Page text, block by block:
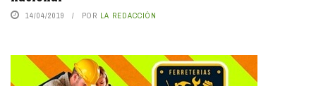
14/04/2019 POR LA REDACCIÓN